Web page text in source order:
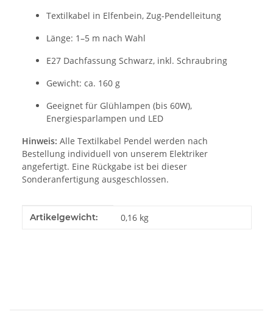
Textilkabel in Elfenbein, Zug-Pendelleitung
Länge: 1–5 m nach Wahl
E27 Dachfassung Schwarz, inkl. Schraubring
Gewicht: ca. 160 g
Geeignet für Glühlampen (bis 60W),
Energiesparlampen und LED
Hinweis: Alle Textilkabel Pendel werden nach
Bestellung individuell von unserem Elektriker
angefertigt. Eine Rückgabe ist bei dieser
Sonderanfertigung ausgeschlossen.
Produkteigenschaft
Wert
Artikelgewicht: 0,16 kg